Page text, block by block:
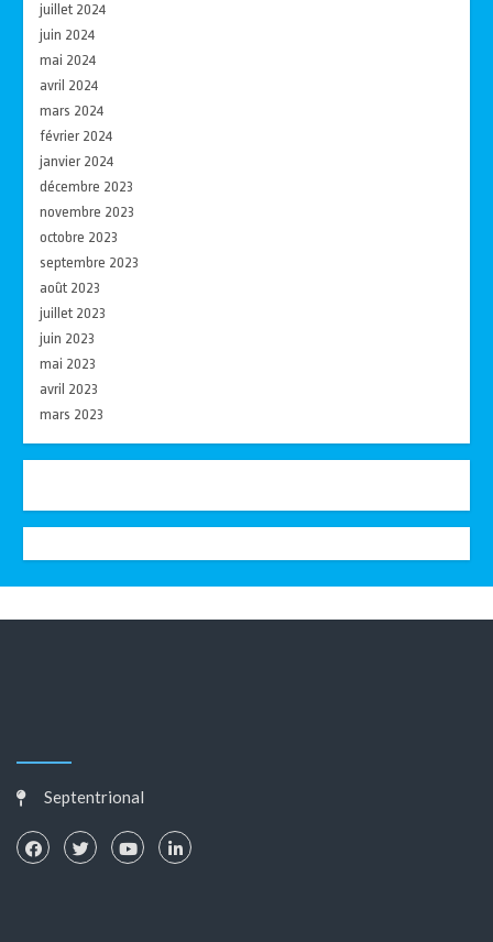
juillet 2024
juin 2024
mai 2024
avril 2024
mars 2024
février 2024
janvier 2024
décembre 2023
novembre 2023
octobre 2023
septembre 2023
août 2023
juillet 2023
juin 2023
mai 2023
avril 2023
mars 2023
Septentrional